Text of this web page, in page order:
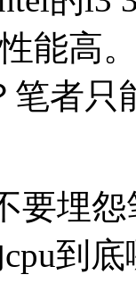
能高
笔者
要埋
cpu到